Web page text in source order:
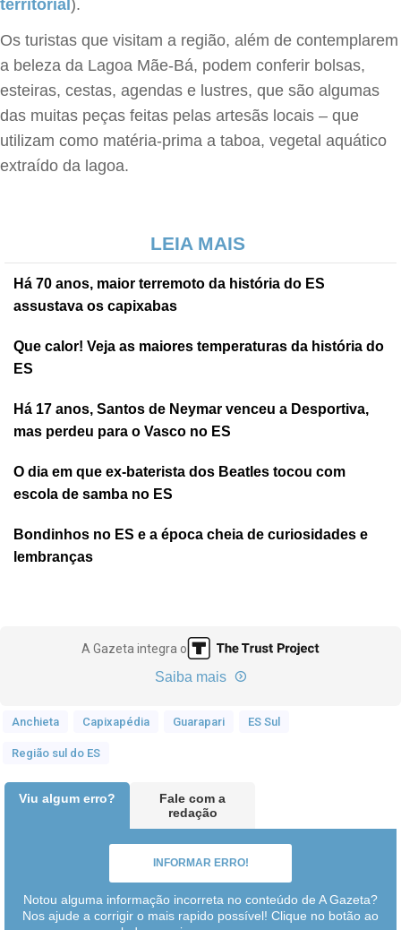
territorial ).
Os turistas que visitam a região, além de contemplarem
a beleza da Lagoa Mãe-Bá, podem conferir bolsas,
esteiras, cestas, agendas e lustres, que são algumas
das muitas peças feitas pelas artesãs locais – que
utilizam como matéria-prima a taboa, vegetal aquático
extraído da lagoa.
LEIA MAIS
Há 70 anos, maior terremoto da história do ES
assustava os capixabas
Que calor! Veja as maiores temperaturas da história do
ES
Há 17 anos, Santos de Neymar venceu a Desportiva,
mas perdeu para o Vasco no ES
O dia em que ex-baterista dos Beatles tocou com
escola de samba no ES
Bondinhos no ES e a época cheia de curiosidades e
lembranças
A Gazeta integra o
Saiba mais
Anchieta Capixapédia Guarapari ES Sul
Região sul do ES
Viu algum erro?
Fale com a
redação
INFORMAR ERRO!
Notou alguma informação incorreta no conteúdo de A Gazeta?
Nos ajude a corrigir o mais rapido possível! Clique no botão ao